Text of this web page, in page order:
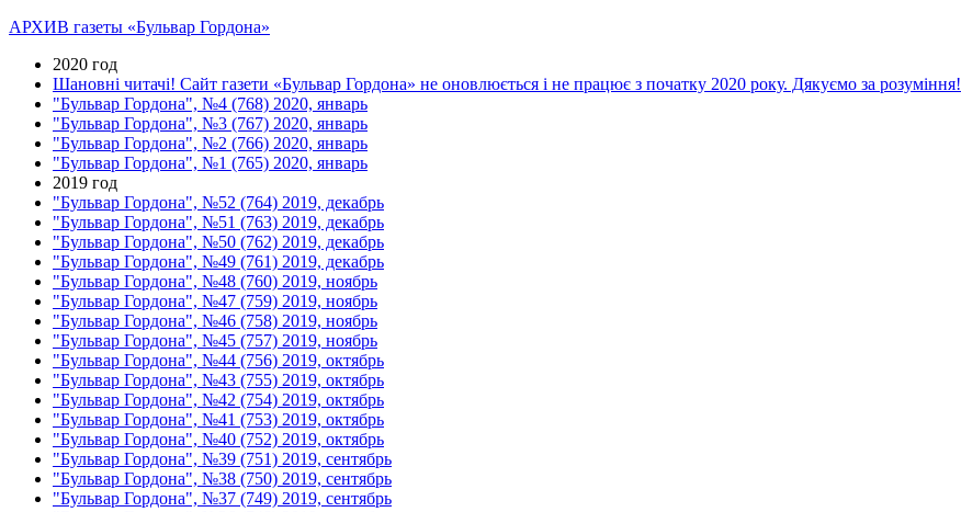
АРХИВ газеты «Бульвар Гордона»
2020 год
Шановні читачі! Сайт газети «Бульвар Гордона» не оновлюється і не працює з початку 2020 року. Дякуємо за розуміння!
"Бульвар Гордона", №4 (768) 2020, январь
"Бульвар Гордона", №3 (767) 2020, январь
"Бульвар Гордона", №2 (766) 2020, январь
"Бульвар Гордона", №1 (765) 2020, январь
2019 год
"Бульвар Гордона", №52 (764) 2019, декабрь
"Бульвар Гордона", №51 (763) 2019, декабрь
"Бульвар Гордона", №50 (762) 2019, декабрь
"Бульвар Гордона", №49 (761) 2019, декабрь
"Бульвар Гордона", №48 (760) 2019, ноябрь
"Бульвар Гордона", №47 (759) 2019, ноябрь
"Бульвар Гордона", №46 (758) 2019, ноябрь
"Бульвар Гордона", №45 (757) 2019, ноябрь
"Бульвар Гордона", №44 (756) 2019, октябрь
"Бульвар Гордона", №43 (755) 2019, октябрь
"Бульвар Гордона", №42 (754) 2019, октябрь
"Бульвар Гордона", №41 (753) 2019, октябрь
"Бульвар Гордона", №40 (752) 2019, октябрь
"Бульвар Гордона", №39 (751) 2019, сентябрь
"Бульвар Гордона", №38 (750) 2019, сентябрь
"Бульвар Гордона", №37 (749) 2019, сентябрь